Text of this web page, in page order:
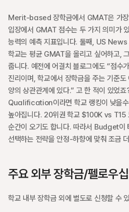
Merit-based 장학금에서 GMAT은 가장
입장에서 GMAT 점수는 두 가지 의미가
능력의 예측 지표입니다. 둘째, US News
학교는 평균 GMAT을 올리고 싶어하고,
줍니다. 예전에 어결치 블로그에도 “점수
진리이며, 학교에서 장학금을 주는 기준
양의 상관관계에 있다.” 고 한 적이 있었
Qualification이라면 학교 랭킹이 낮을수
높아집니다. 20위권 학교 $100K vs T15
순간이 오기도 합니다. 따라서 Budget이
선택하는 전략을 안정-하향에 맞춰 조금
주요 외부 장학금/펠로우십
학교 내부 장학금 외에 별도로 신청할 수